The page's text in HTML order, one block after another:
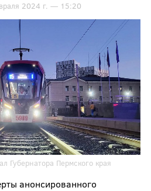
2024 г. — 15:20
Губернатора Пермского края
анонсированного